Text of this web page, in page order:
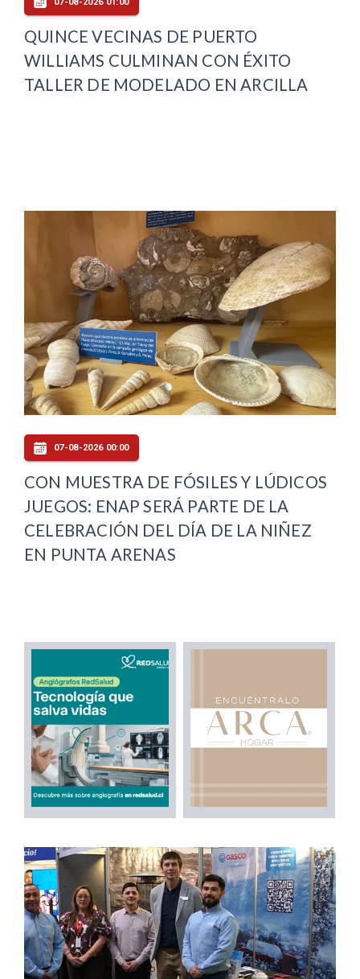
QUINCE VECINAS DE PUERTO
WILLIAMS CULMINAN CON ÉXITO
TALLER DE MODELADO EN ARCILLA
07-08-2026 00:00
CON MUESTRA DE FÓSILES Y LÚDICOS
JUEGOS: ENAP SERÁ PARTE DE LA
CELEBRACIÓN DEL DÍA DE LA NIÑEZ
EN PUNTA ARENAS